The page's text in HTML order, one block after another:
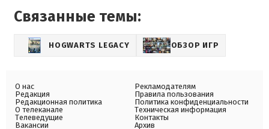
Связанные темы:
HOGWARTS LEGACY ОБЗОР ИГР
О нас
Редакция
Редакционная политика
О телеканале
Телеведущие
Вакансии
Рекламодателям
Правила пользования
Политика конфиденциальности
Техническая информация
Контакты
Архив